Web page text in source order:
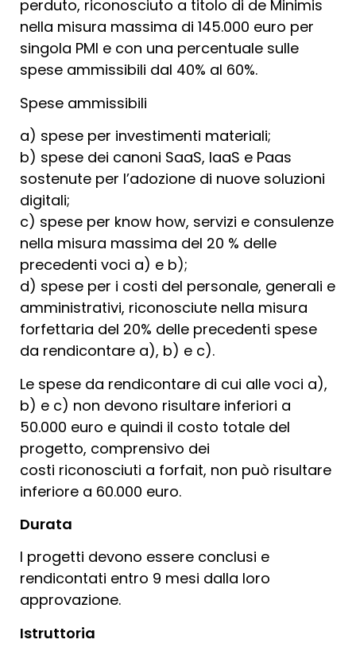
perduto, riconosciuto a titolo di de Minimis
nella misura massima di 145.000 euro per
singola PMI e con una percentuale sulle
spese ammissibili dal 40% al 60%.
Spese ammissibili
a) spese per investimenti materiali;
b) spese dei canoni SaaS, IaaS e Paas
sostenute per l’adozione di nuove soluzioni
digitali;
c) spese per know how, servizi e consulenze
nella misura massima del 20 % delle
precedenti voci a) e b);
d) spese per i costi del personale, generali e
amministrativi, riconosciute nella misura
forfettaria del 20% delle precedenti spese
da rendicontare a), b) e c).
Le spese da rendicontare di cui alle voci a),
b) e c) non devono risultare inferiori a
50.000 euro e quindi il costo totale del
progetto, comprensivo dei
costi riconosciuti a forfait, non può risultare
inferiore a 60.000 euro.
Durata
I progetti devono essere conclusi e
rendicontati entro 9 mesi dalla loro
approvazione.
Istruttoria